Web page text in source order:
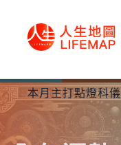
本月主打點燈科儀